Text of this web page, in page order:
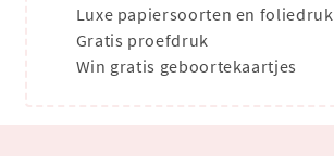
Luxe papiersoorten en foliedruk
Gratis proefdruk
Win gratis geboortekaartjes